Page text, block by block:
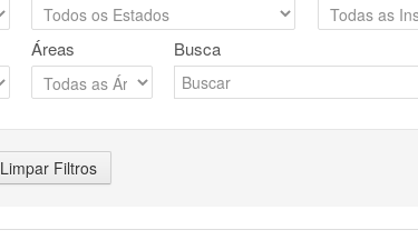
Áreas Busca
Limpar Filtros